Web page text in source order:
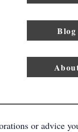
Blog
or advice